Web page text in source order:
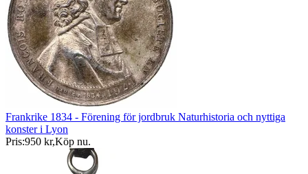
Frankrike 1834 - Förening för jordbruk Naturhistoria och nyttiga
konster i Lyon
Pris:950 kr,Köp nu.